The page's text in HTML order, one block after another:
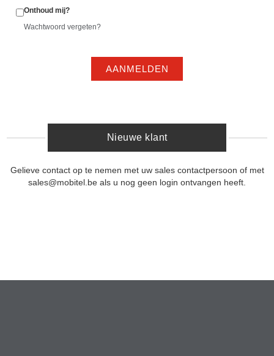
Onthoud mij?
Wachtwoord vergeten?
AANMELDEN
Nieuwe klant
Gelieve contact op te nemen met uw sales contactpersoon of met
sales@mobitel.be als u nog geen login ontvangen heeft.